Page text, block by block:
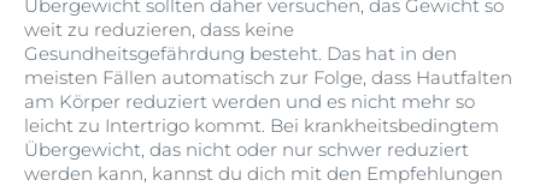
um Reibung zu vermeiden.
Übergewicht sollten daher versuchen, das Gewicht so
weit zu reduzieren, dass keine
Gesundheitsgefährdung besteht. Das hat in den
meisten Fällen automatisch zur Folge, dass Hautfalten
am Körper reduziert werden und es nicht mehr so
leicht zu Intertrigo kommt. Bei krankheitsbedingtem
Übergewicht, das nicht oder nur schwer reduziert
werden kann, kannst du dich mit den Empfehlungen